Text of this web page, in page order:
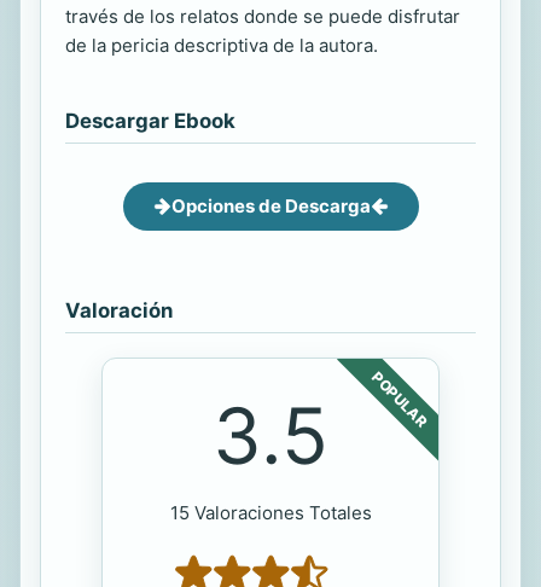
través de los relatos donde se puede disfrutar
de la pericia descriptiva de la autora.
Descargar Ebook
Opciones de Descarga
Valoración
POPULAR
3.5
15 Valoraciones Totales